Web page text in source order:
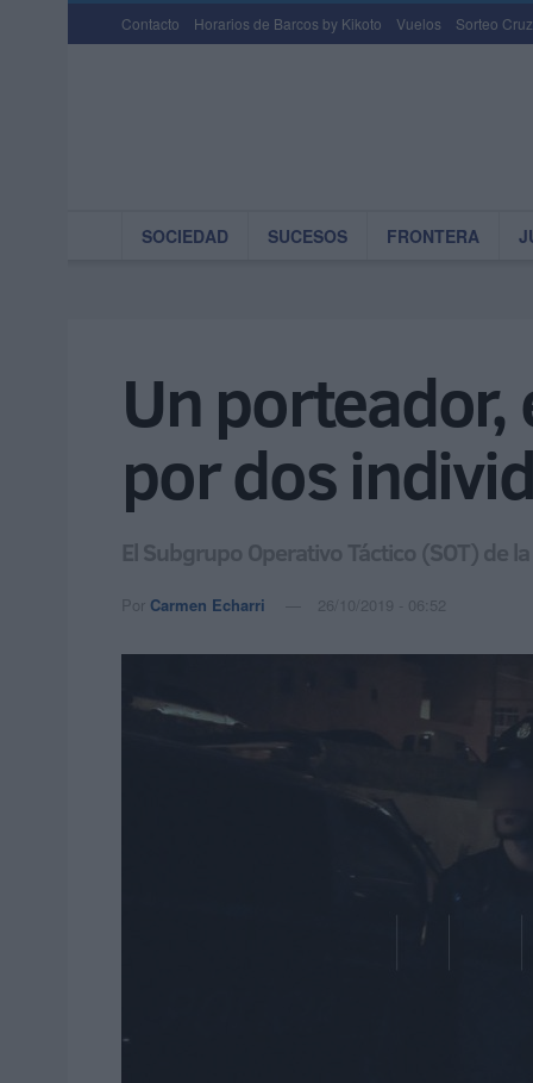
Contacto Horarios de Barcos by Kikoto Vuelos Sorteo
SOCIEDAD SUCESOS FRONTERA
Un
por dos
El Subgrupo Operativo Táctico (SOT) de
Por Carmen Echarri 26/10/2019 - 06:52